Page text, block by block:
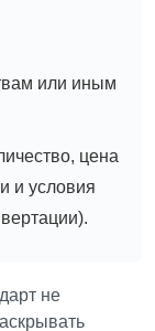
или иным
цена
и условия
не